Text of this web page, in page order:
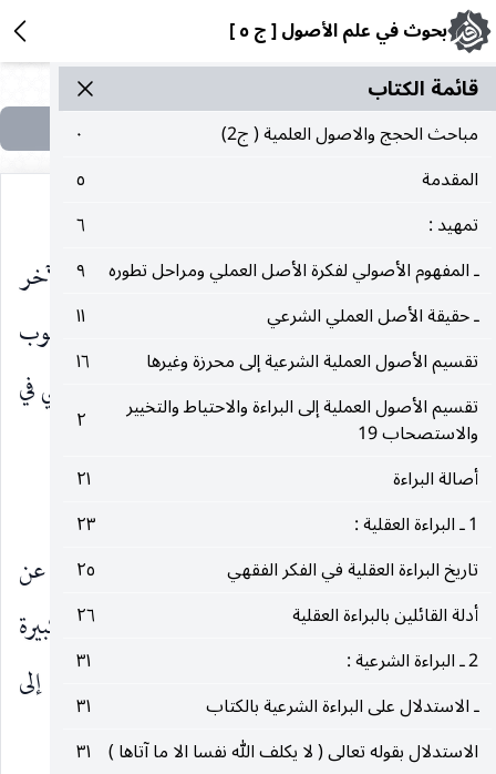
بحوث في علم الأصول [ ج ٥ ]
قائمة الکتاب
مباحث الحجج والاصول العلمية ( ج2)
٠
المقدمة
٥
تمهيد :
٦
ـ المفهوم الأصولي لفكرة الأصل العملي ومراحل تطوره
٩
ـ حقيقة الأصل العملي الشرعي
١١
تقسيم الأصول العملية الشرعية إلى محرزة وغيرها
١٦
تقسيم الأصول العملية إلى البراءة والاحتياط والتخيير
والاستصحاب 19
٢
أصالة البراءة
٢١
1 ـ البراءة العقلية :
٢٣
تاريخ البراءة العقلية في الفكر الفقهي
٢٥
أدلة القائلين بالبراءة العقلية
٢٦
2 ـ البراءة الشرعية :
٣١
ـ الاستدلال على البراءة الشرعية بالكتاب
٣١
الاستدلال بقوله تعالى ( لا يكلف الله نفسا الا ما آتاها ) ٣١
الآخر لكونه سببيا وذاك مسببي فيثبت وجوب الآخر
ظاهرا ، وان لم يكن الأصل تنزيليا كالبراءة عن وجوب
الوفاء بالدين وقع التعارض بينه وبين الأصل الترخيصي في
الطرف الآخر لا محالة وكان العلم الإجمالي منجزا.
٣ ـ الشبهة غير المحصورة :
المشهور بين الأصوليين سقوط العلم الإجمالي عن
تنجيز الموافقة القطعية إذا كثرت أطرافه بدرجة كبيرة
وسميت بالشبهة غير المحصورة ، وهناك من ذهب إلى
عدم حرمة المخالفة القطعية فيها أيضا.